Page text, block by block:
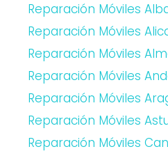
Reparación Móviles
Reparación Móviles
Reparación Móviles
Reparación Móviles
Reparación Móviles
Reparación Móviles
Reparación Móviles